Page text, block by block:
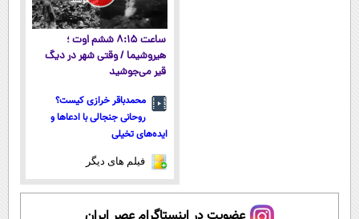
ساعت ۸:۱۵ ششم اوت ؛
هیروشیما / وقتی شهر در دیگ
قیر می‌جوشید
محمدباقر خرازی کیست؟
روحانی جنجالی با ادعاها و
ایده‌های تخیلی
فیلم های دیگر